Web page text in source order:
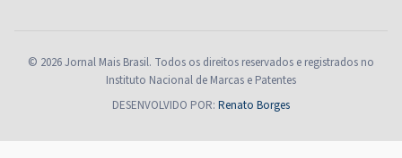
© 2026 Jornal Mais Brasil. Todos os direitos reservados e registrados no
Instituto Nacional de Marcas e Patentes
DESENVOLVIDO POR: Renato Borges